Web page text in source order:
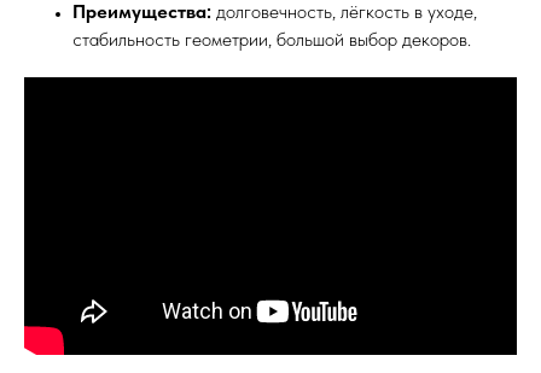
Преимущества: долговечность, лёгкость в уходе,
стабильность геометрии, большой выбор декоров.